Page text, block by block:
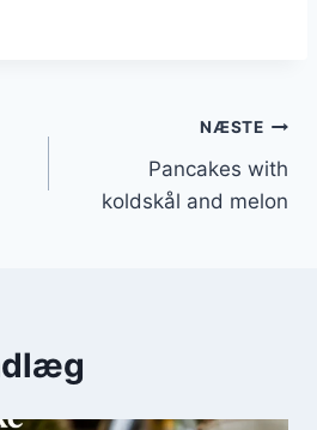
NÆSTE
Pancakes with
koldskål and melon